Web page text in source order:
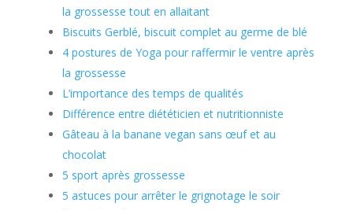
la grossesse tout en allaitant
Biscuits Gerblé, biscuit complet au germe de blé
4 postures de Yoga pour raffermir le ventre après
la grossesse
L’importance des temps de qualités
Différence entre diététicien et nutritionniste
Gâteau à la banane vegan sans œuf et au
chocolat
5 sport après grossesse
5 astuces pour arrêter le grignotage le soir